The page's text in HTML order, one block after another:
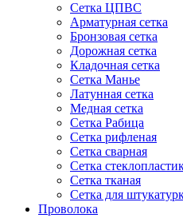
Сетка ЦПВС
Арматурная сетка
Бронзовая сетка
Дорожная сетка
Кладочная сетка
Сетка Манье
Латунная сетка
Медная сетка
Сетка Рабица
Сетка рифленая
Сетка сварная
Сетка
Сетка тканая
Сетка для
Проволока